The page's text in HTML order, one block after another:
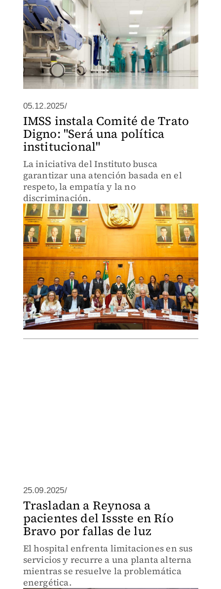
05.12.2025/
IMSS instala Comité de Trato
Digno: "Será una política
institucional"
La iniciativa del Instituto busca
garantizar una atención basada en el
respeto, la empatía y la no
discriminación.
25.09.2025/
Trasladan a Reynosa a
pacientes del Issste en Río
Bravo por fallas de luz
El hospital enfrenta limitaciones en sus
servicios y recurre a una planta alterna
mientras se resuelve la problemática
energética.